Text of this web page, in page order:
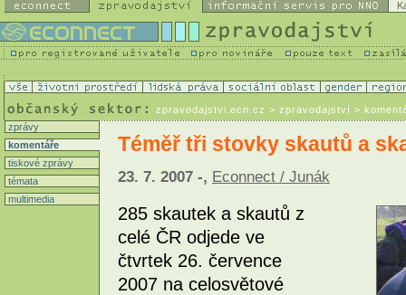
zpravodajstvi.ecn.cz > zpravodajství >
zprávy
komentáře
tiskové zprávy
témata
multimedia
Téměř tři stovky skautů a
23. 7. 2007 -, Econnect / Junák
285 skautek a skautů z
celé ČR odjede ve
čtvrtek 26. července
2007 na celosvětové